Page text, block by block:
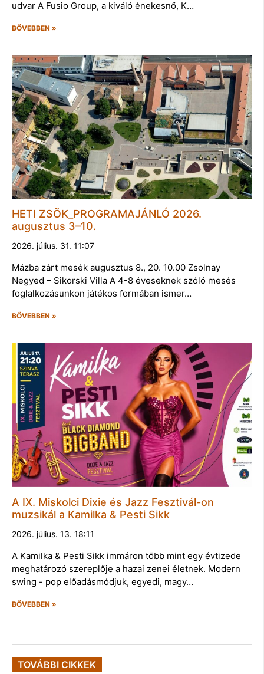
udvar A Fusio Group, a kiváló énekesnő, K…
BŐVEBBEN »
HETI ZSÖK_PROGRAMAJÁNLÓ 2026.
augusztus 3–10.
2026. július. 31. 11:07
Mázba zárt mesék augusztus 8., 20. 10.00 Zsolnay
Negyed – Sikorski Villa A 4-8 éveseknek szóló mesés
foglalkozásunkon játékos formában ismer…
BŐVEBBEN »
A IX. Miskolci Dixie és Jazz Fesztivál-on
muzsikál a Kamilka & Pesti Sikk
2026. július. 13. 18:11
A Kamilka & Pesti Sikk immáron több mint egy évtizede
meghatározó szereplője a hazai zenei életnek. Modern
swing - pop előadásmódjuk, egyedi, magy…
BŐVEBBEN »
TOVÁBBI CIKKEK